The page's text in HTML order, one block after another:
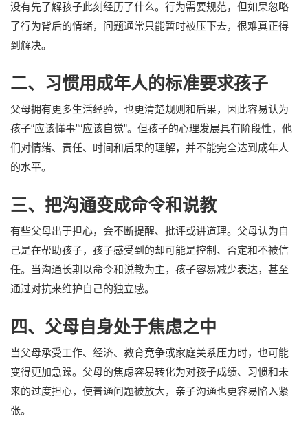
没有先了解孩子此刻经历了什么。行为需要规范，但如果忽略
了行为背后的情绪，问题通常只能暂时被压下去，很难真正得
到解决。
二、习惯用成年人的标准要求孩子
父母拥有更多生活经验，也更清楚规则和后果，因此容易认为
孩子“应该懂事”“应该自觉”。但孩子的心理发展具有阶段性，他
们对情绪、责任、时间和后果的理解，并不能完全达到成年人
的水平。
三、把沟通变成命令和说教
有些父母出于担心，会不断提醒、批评或讲道理。父母认为自
己是在帮助孩子，孩子感受到的却可能是控制、否定和不被信
任。当沟通长期以命令和说教为主，孩子容易减少表达，甚至
通过对抗来维护自己的独立感。
四、父母自身处于焦虑之中
当父母承受工作、经济、教育竞争或家庭关系压力时，也可能
变得更加急躁。父母的焦虑容易转化为对孩子成绩、习惯和未
来的过度担心，使普通问题被放大，亲子沟通也更容易陷入紧
张。